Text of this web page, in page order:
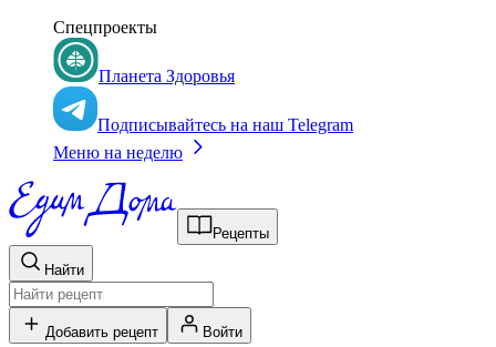
Спецпроекты
Планета Здоровья
Подписывайтесь на наш Telegram
Меню на неделю
Рецепты
Найти
Добавить рецепт Войти